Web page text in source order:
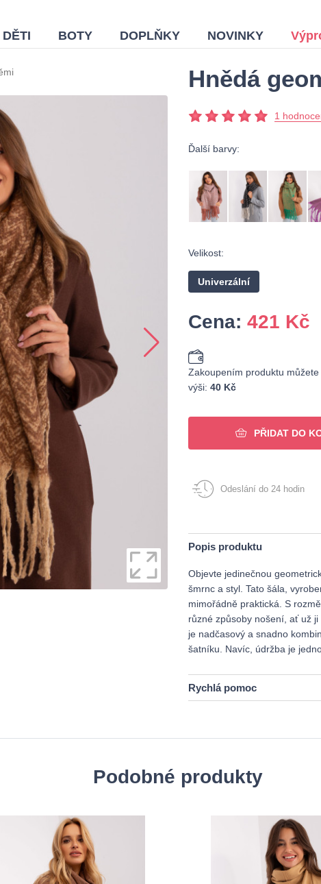
DĚTI BOTY DOPLŇKY NOVINKY
Hnědá
1
Ďalší barvy:
Velikost:
Univerzální
Cena: 421 Kč
Zakoupením produktu
výši: 40 Kč
PŘIDAT DO
Odeslání do 24 hodin
Popis produktu
Objevte jedinečnou
šmrnc a styl. Tato šála,
mimořádně praktická. S
různé způsoby nošení, ať už
je nadčasový a snadno
šatníku. Navíc, údržba je
Rychlá pomoc
Podobné produkty